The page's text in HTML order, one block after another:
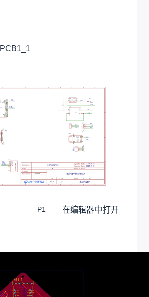
PCB1_1
P1 在编辑器中打开